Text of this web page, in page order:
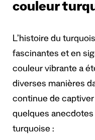
couleur
L’histoire du
fascinantes et en
couleur vibrante a
diverses manières
continue de captiver
quelques
turquoise :